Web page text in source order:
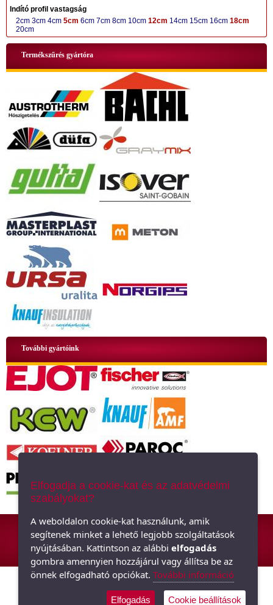
Indító profil vastagság
2cm 3cm 4cm 5cm 6cm 7cm 8cm 10cm 12cm 14cm 15cm 16cm 18cm
20cm
Termékszűrés gyártóra
További gyártóink
ÁSZF|Adatkezelési tájékoztató| Oldaltérkép
Hőszigetelő anyagok, polisztirol, üveggyapot - Minden ami szigetelés,
hőszigetelés
Árukereső.hu
Elfogadja a cookie-kat és az adatvédelmi
szabályokat?
A weboldalon cookie-kat használunk, amik
segítenek minket a lehető legjobb szolgáltatások
nyújtásában. Kattintson az alábbi elfogadás
gombra amennyien hozzájárul vagy állítsa be az
önnek elfogadható opciókat. További információ
Elfogadás Cookie beállítások